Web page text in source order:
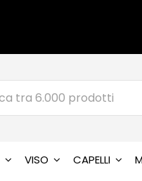
VISO CAPELLI